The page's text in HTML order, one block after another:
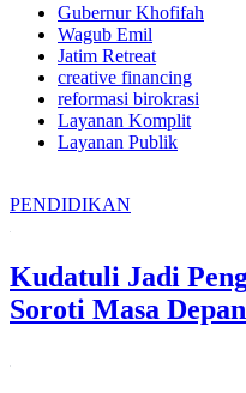
Gubernur Khofifah
Wagub Emil
Jatim Retreat
creative financing
reformasi birokrasi
Layanan Komplit
Layanan Publik
PENDIDIKAN
Kudatuli Jadi
Soroti Masa